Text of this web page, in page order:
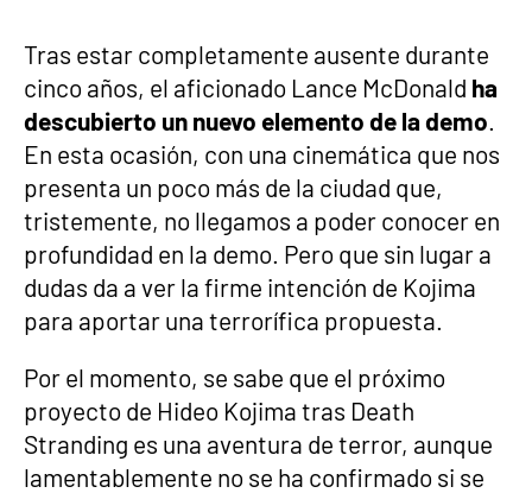
Tras estar completamente ausente durante
cinco años, el aficionado Lance McDonald ha
descubierto un nuevo elemento de la demo
En esta ocasión, con una cinemática que nos
presenta un poco más de la ciudad que,
tristemente, no llegamos a poder conocer en
profundidad en la demo. Pero que sin lugar a
dudas da a ver la firme intención de Kojima
para aportar una terrorífica propuesta.
Por el momento, se sabe que el próximo
proyecto de Hideo Kojima tras Death
Stranding es una aventura de terror, aunque
lamentablemente no se ha confirmado si se